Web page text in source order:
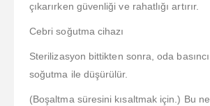
çıkarırken güvenliği ve rahatlığı artırır.
Cebri soğutma cihazı
Sterilizasyon bittikten sonra, oda
soğutma ile düşürülür.
(Boşaltma süresini kısaltmak için.) Bu